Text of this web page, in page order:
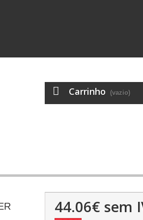
Carrinho (vazio)
44.06€ sem